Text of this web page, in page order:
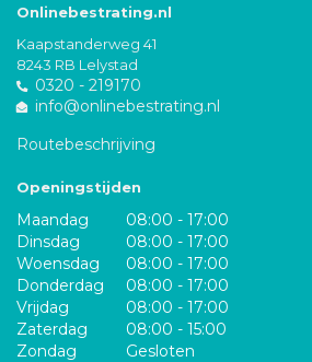
Onlinebestrating.nl
Kaapstanderweg 41
8243 RB Lelystad
0320 - 219170
info@onlinebestrating.nl
Routebeschrijving
Openingstijden
Maandag
08:00 - 17:00
Dinsdag
08:00 - 17:00
Woensdag
08:00 - 17:00
Donderdag
08:00 - 17:00
Vrijdag
08:00 - 17:00
Zaterdag
08:00 - 15:00
Zondag
Gesloten